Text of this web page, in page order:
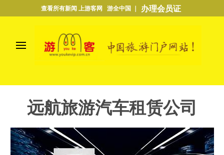
查看所有新闻 上游客网 游全中国 ｜ 办理会员证
远航旅游汽车租赁公司